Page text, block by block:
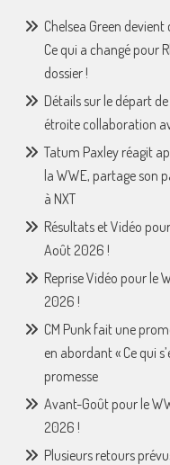
Chelsea Green
Ce qui a changé pour
dossier !
Détails sur le départ
étroite collaboration
Tatum Paxley réagit
la WWE, partage son
à NXT
Résultats et Vidéo
Août 2026 !
Reprise Vidéo pour le
2026 !
CM Punk fait une
en abordant « Ce qui
promesse
Avant-Goût pour le
2026 !
Plusieurs retours